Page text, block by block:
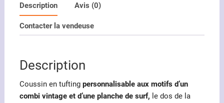
en
tufting
motifs
planche
surf
Description Avis (0)
Contacter la vendeuse
Description
Coussin en tufting personnalisable aux motifs d’un
combi vintage et d’une planche de surf, le dos de la